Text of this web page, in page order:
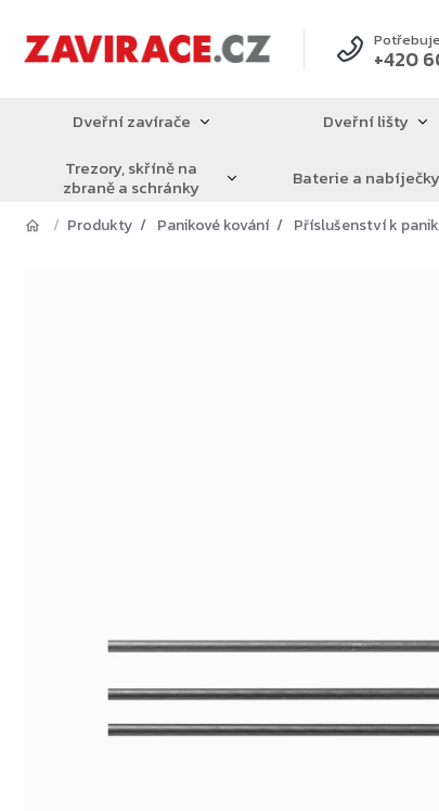
obsah
+420
Dveřní zavírače Dveřní lišty
Trezory, skříně na
zbraně a schránky Baterie a nabíječky
Produkty Panikové kování Příslušenství k